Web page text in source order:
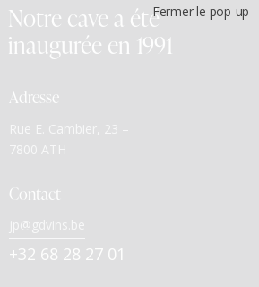
Notre cave a été
inaugurée en 1991
Adresse
Rue E. Cambier, 23 –
7800 ATH
Contact
jp@gdvins.be
+32 68 28 27 01
Fermer le pop-up